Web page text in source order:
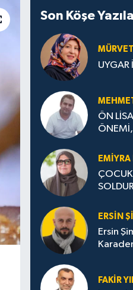
Son Köşe
UYGAR
ÖN
ÖNEMİ,
EMIYRA
ERSIN
Ersin
FAKIR